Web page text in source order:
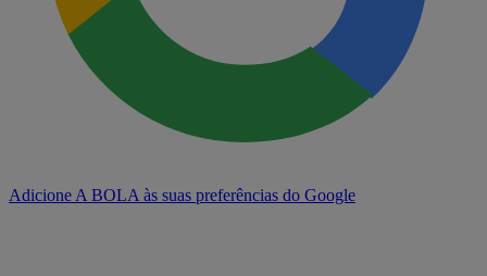
Adicione A BOLA às suas preferências do Google